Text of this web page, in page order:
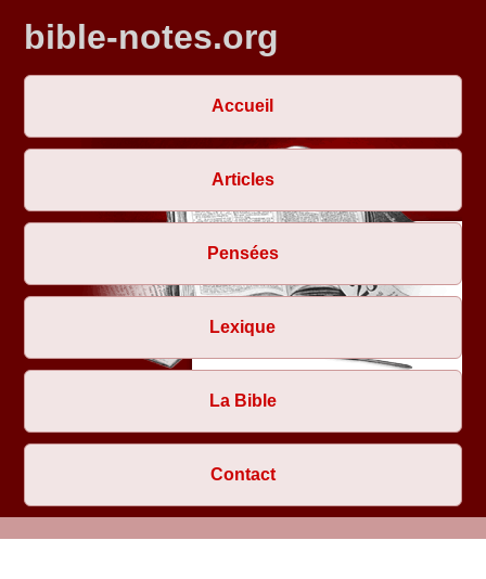
bible-notes.org
Accueil
Articles
Pensées
Lexique
La Bible
Contact